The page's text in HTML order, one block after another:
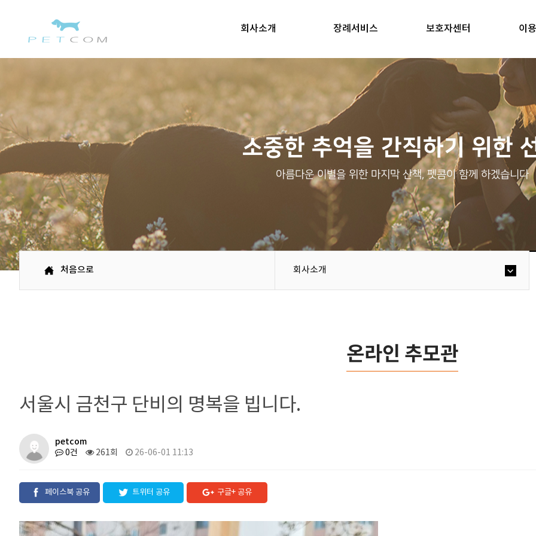
회사소개 장례서비스 보호자센터 이
소중한 추억을 간직하기 위한
아름다운 이별을 위한 마지막 산책, 펫콤이 함께 하겠습니다
처음으로 회사소개
온라인 추모관
서울시 금천구 단비의 명복을 빕니다.
petcom
0건 261회 26-06-01 11:13
페이스북 공유 트위터 공유 구글+ 공유